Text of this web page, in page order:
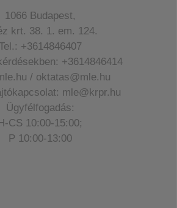
1066 Budapest,
krt. 38. 1. em. 124.
+3614846407
+3614846414
/ oktatas@mle.hu
mle@krpr.hu
Ügyfélfogadás:
CS 10:00-15:00;
P 10:00-13:00